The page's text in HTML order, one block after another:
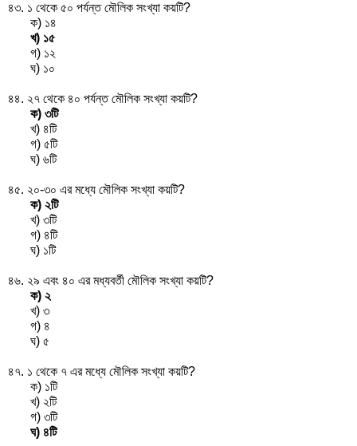
৪৩. ১ থেকে ৫০ পর্যন্ত মৌলিক সংখ্যা কয়টি?
ক) ১৪
খ) ১৫
গ) ১২
ঘ) ১০
৪৪. ২৭ থেকে ৪০ পর্যন্ত মৌলিক সংখ্যা কয়টি?
ক) ৩টি
খ) ৪টি
গ) ৫টি
ঘ) ৬টি
৪৫. ২০-৩০ এর মধ্যে মৌলিক সংখ্যা কয়টি?
ক) ২টি
খ) ৩টি
গ) ৪টি
ঘ) ১টি
৪৬. ২৯ এবং ৪০ এর মধ্যবর্তী মৌলিক সংখ্যা কয়টি?
ক) ২
খ) ৩
গ) ৪
ঘ) ৫
৪৭. ১ থেকে ৭ এর মধ্যে মৌলিক সংখ্যা কয়টি?
ক) ১টি
খ) ২টি
গ) ৩টি
ঘ) ৪টি